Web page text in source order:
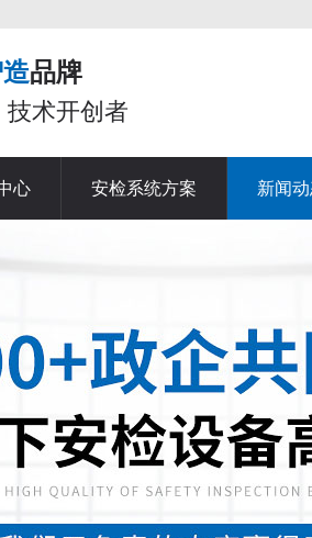
品牌
术开创者
心 安检系统方案 新闻